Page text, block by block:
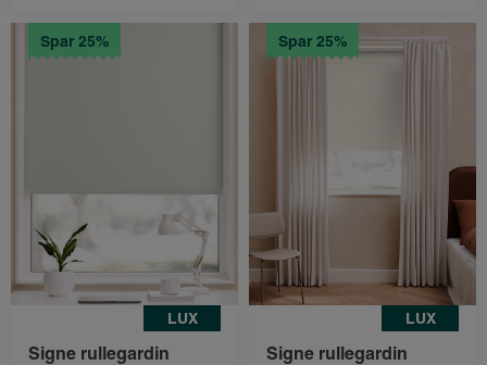
Spar 25%
LUX
Signe rullegardin
Spar 25%
LUX
Signe rullegardin